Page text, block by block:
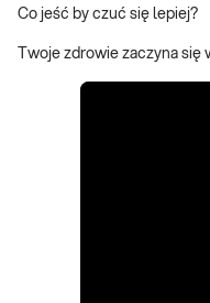
Co jeść by czuć się lepiej?
Twoje zdrowie zaczyna